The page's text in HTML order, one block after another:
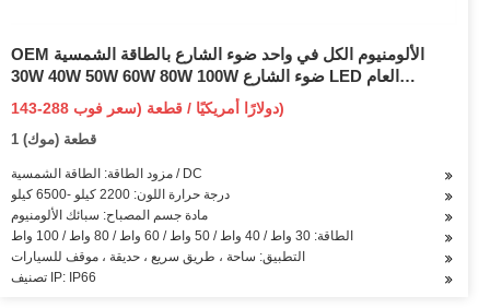
OEM الألومنيوم الكل في واحد ضوء الشارع بالطاقة الشمسية
30W 40W 50W 60W 80W 100W ضوء الشارع LED العام
المتكامل مع خصم مستشعر الحركة لإضاءة الطريق
143-288 دولارًا أمريكيًا / قطعة (سعر فوب)
1 قطعة (موك)
مزود الطاقة: الطاقة الشمسية / DC
درجة حرارة اللون: 2200 كيلو -6500 كيلو
مادة جسم المصباح: سبائك الألومنيوم
الطاقة: 30 واط / 40 واط / 50 واط / 60 واط / 80 واط / 100 واط
التطبيق: ساحة ، طريق سريع ، حديقة ، موقف للسيارات
تصنيف IP: IP66